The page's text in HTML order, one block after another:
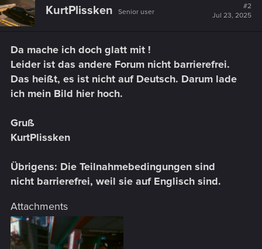
i
o
KurtPlissken Senior user
#2
Jul 23, 2025
Da mache ich doch glatt mit !
Leider ist das andere Forum nicht barrierefrei.
Das heißt, es ist nicht auf Deutsch. Darum lade
ich mein Bild hier hoch.
Gruß
KurtPlissken
Übrigens: Die Teilnahmebedingungen sind
nicht barrierefrei, weil sie auf Englisch sind.
Attachments